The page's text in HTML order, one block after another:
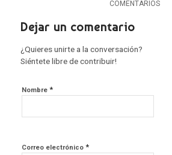
COMENTARIOS
Dejar un comentario
¿Quieres unirte a la conversación?
Siéntete libre de contribuir!
Nombre *
Correo electrónico *